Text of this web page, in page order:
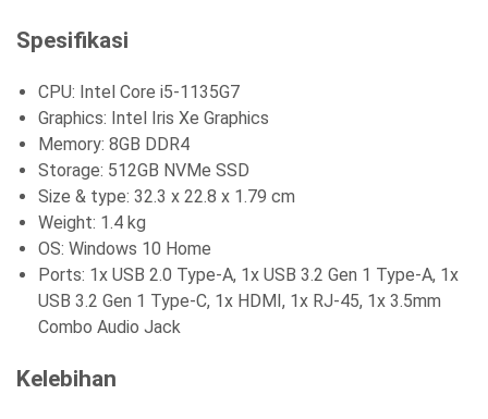
Spesifikasi
CPU: Intel Core i5-1135G7
Graphics: Intel Iris Xe Graphics
Memory: 8GB DDR4
Storage: 512GB NVMe SSD
Size & type: 32.3 x 22.8 x 1.79 cm
Weight: 1.4 kg
OS: Windows 10 Home
Ports: 1x USB 2.0 Type-A, 1x USB 3.2 Gen 1 Type-A, 1x
USB 3.2 Gen 1 Type-C, 1x HDMI, 1x RJ-45, 1x 3.5mm
Combo Audio Jack
Kelebihan